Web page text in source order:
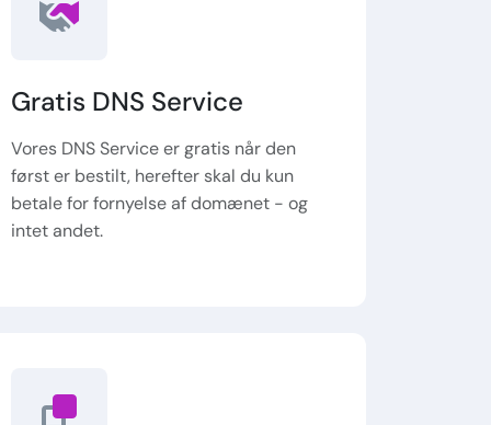
Gratis DNS Service
Vores DNS Service er gratis når den
først er bestilt, herefter skal du kun
betale for fornyelse af domænet - og
intet andet.